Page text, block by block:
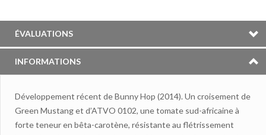
ÉVALUATIONS
INFORMATIONS
Développement récent de Bunny Hop (2014). Un croisement de
Green Mustang et d’ATVO 0102, une tomate sud-africaine à
forte teneur en bêta-carotène, résistante au flétrissement